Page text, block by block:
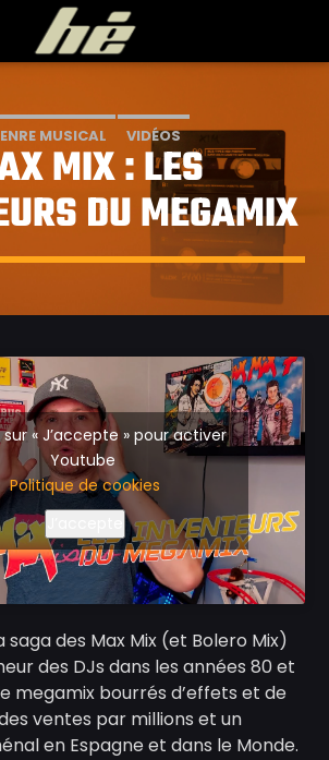
MUSICAL VIDÉOS
MIX : LES
DU MEGAMIX
« J’accepte » pour activer
Youtube
Politique de cookies
saga des Max Mix (et Bolero Mix)
des DJs dans les années 80 et
megamix bourrés d’effets et de
ventes par millions et un
en Espagne et dans le Monde.